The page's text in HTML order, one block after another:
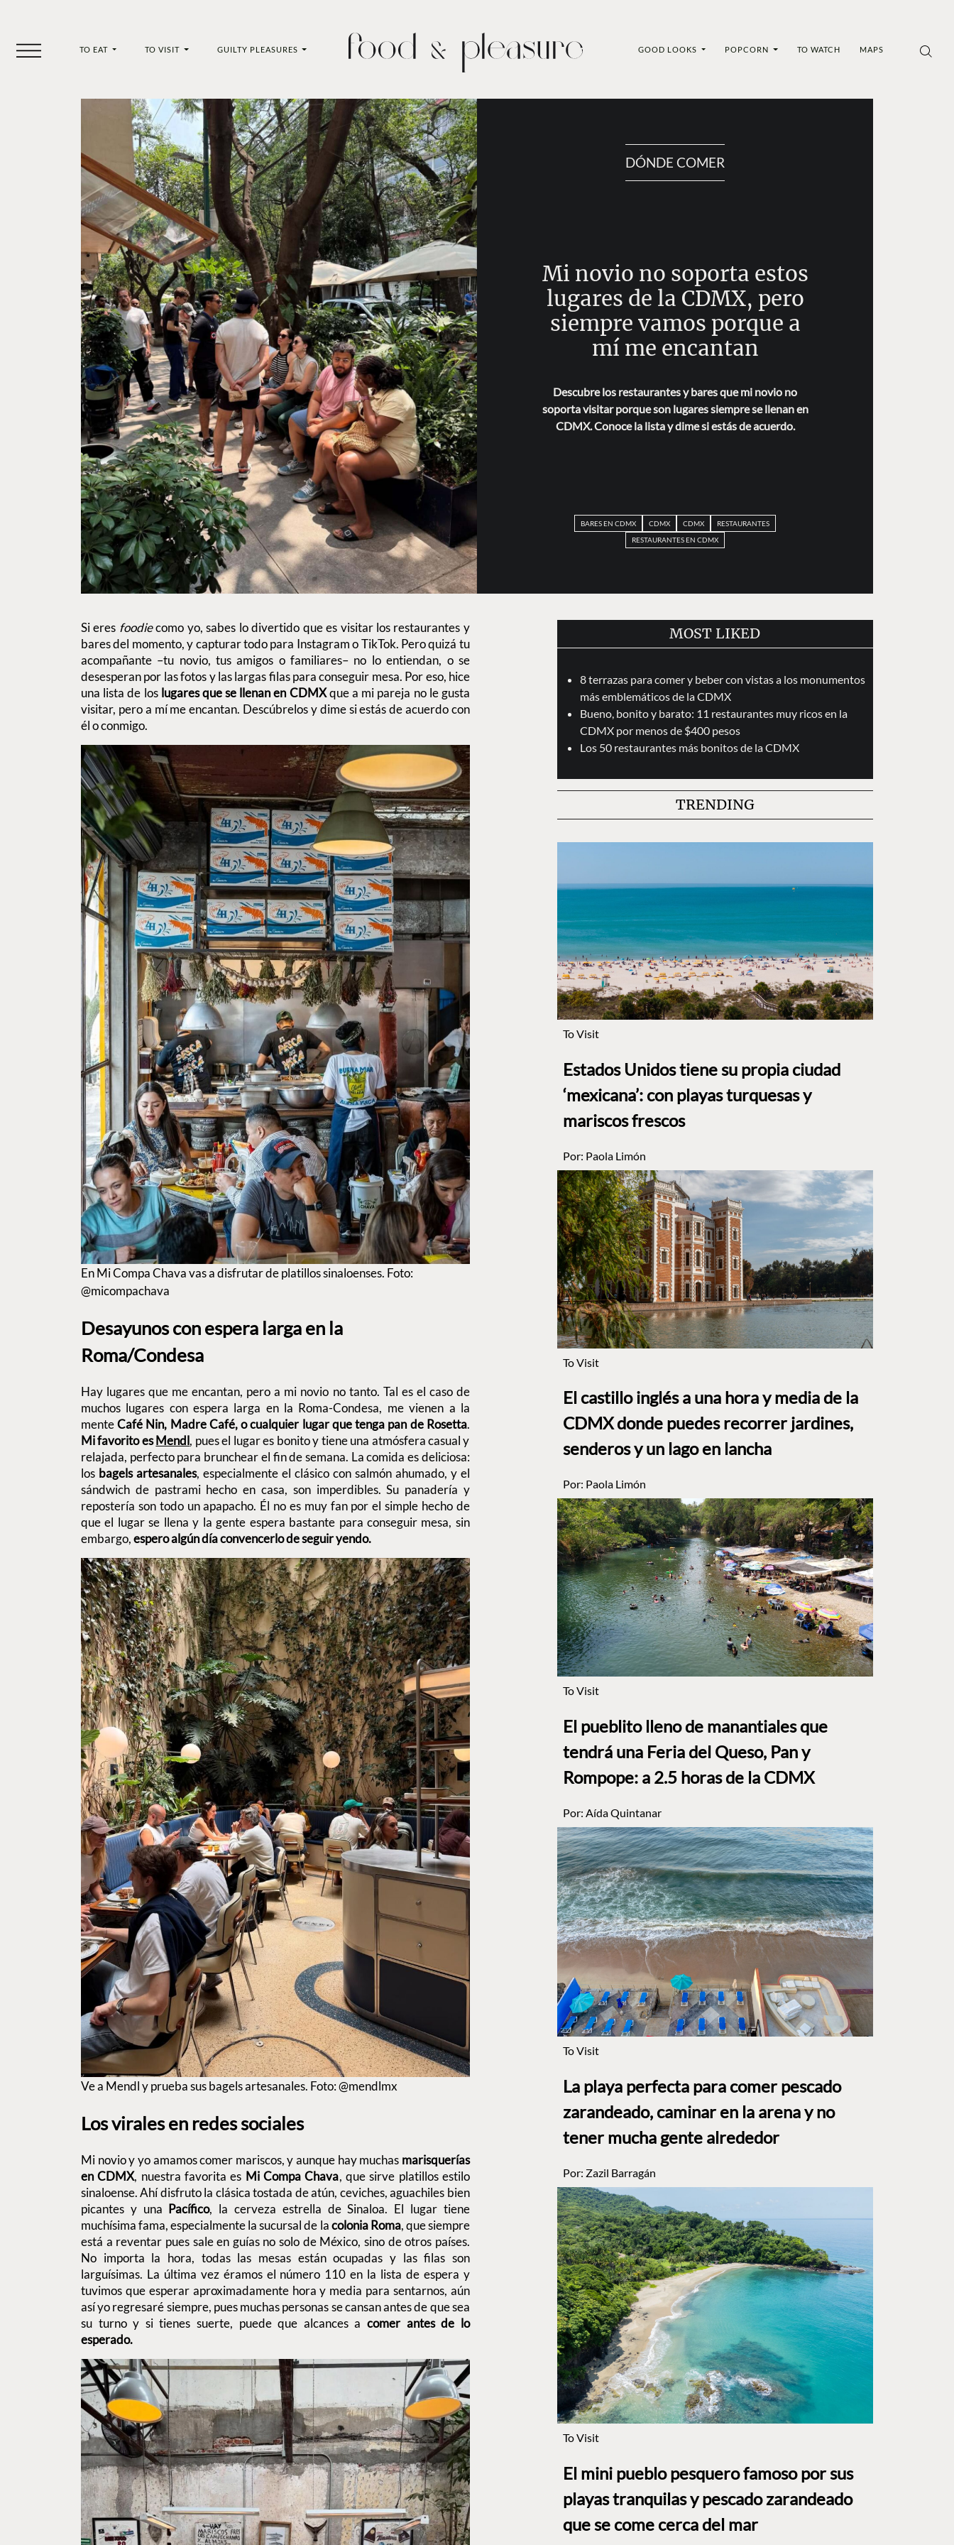
TO EAT TO VISIT GUILTY PLEASURES GOOD LOOKS POPCORN TO WATCH MAPS
DÓNDE COMER
Mi novio no soporta estos
lugares de la CDMX, pero
siempre vamos porque a
mí me encantan
Descubre los restaurantes y bares que mi novio no
soporta visitar porque son lugares siempre se llenan en
CDMX. Conoce la lista y dime si estás de acuerdo.
BARES EN CDMX CDMX CDMX
RESTAURANTES
RESTAURANTES EN CDMX
Si eres foodiecomo yo, sabes lo divertido que es visitar los restaurantes y
bares del momento, y capturar todo para Instagram o TikTok. Pero quizá tu
acompañante –tu novio, tus amigos o familiares– no lo entiendan, o se
desesperan por las fotos y las largas filas para conseguir mesa. Por eso, hice
una lista de los lugares que se llenan en CDMXque a mi pareja no le gusta
visitar, pero a mí me encantan. Descúbrelos y dime si estás de acuerdo con
él o conmigo.
En Mi Compa Chava vas a disfrutar de platillos sinaloenses. Foto:
@micompachava
Desayunos con espera larga en la
Roma/Condesa
Hay lugares que me encantan, pero a mi novio no tanto. Tal es el caso de
muchos lugares con espera larga en la Roma-Condesa, me vienen a la
menteCafé Nin, Madre Café, o cualquier lugar que tenga pan de Rosetta.
Mi favorito esMendl, pues el lugar es bonito y tiene una atmósfera casual y
relajada, perfecto para brunchear el fin de semana. La comida es deliciosa:
los bagels artesanales, especialmente el clásico con salmón ahumado, y el
sándwich de pastrami hecho en casa, son imperdibles. Su panadería y
repostería son todo un apapacho. Él no es muy fan por el simple hecho de
que el lugar se llena y la gente espera bastante para conseguir mesa, sin
embargo,espero algún día convencerlo de seguir yendo.
Ve a Mendl y prueba sus bagels artesanales. Foto: @mendlmx
Los virales en redes sociales
Mi novio y yo amamos comer mariscos, y aunque hay muchas marisquerías
en CDMX, nuestra favorita es Mi Compa Chava, que sirve platillos estilo
sinaloense. Ahí disfruto la clásica tostada de atún, ceviches, aguachiles bien
picantes y una Pacífico, la cerveza estrella de Sinaloa. El lugar tiene
muchísima fama, especialmente la sucursal de lacolonia Roma, que siempre
está a reventar pues sale en guías no solo de México, sino de otros países.
No importa la hora, todas las mesas están ocupadas y las filas son
larguísimas. La última vez éramos el número 110 en la lista de espera y
tuvimos que esperar aproximadamente hora y media para sentarnos, aún
así yo regresaré siempre, pues muchas personas se cansan antes de que sea
su turno y si tienes suerte, puede que alcances acomer antes de lo
esperado.
MOST LIKED
8 terrazas para comer y beber con vistas a los monumentos
más emblemáticos de la CDMX
Bueno, bonito y barato: 11 restaurantes muy ricos en la
CDMX por menos de $400 pesos
Los 50 restaurantes más bonitos de la CDMX
TRENDING
To Visit
Estados Unidos tiene su propia ciudad
‘mexicana’: con playas turquesas y
mariscos frescos
Por: Paola Limón
To Visit
El castillo inglés a una hora y media de la
CDMX donde puedes recorrer jardines,
senderos y un lago en lancha
Por: Paola Limón
To Visit
El pueblito lleno de manantiales que
tendrá una Feria del Queso, Pan y
Rompope: a 2.5 horas de la CDMX
Por: Aída Quintanar
To Visit
La playa perfecta para comer pescado
zarandeado, caminar en la arena y no
tener mucha gente alrededor
Por: Zazil Barragán
To Visit
El mini pueblo pesquero famoso por sus
playas tranquilas y pescado zarandeado
que se come cerca del mar